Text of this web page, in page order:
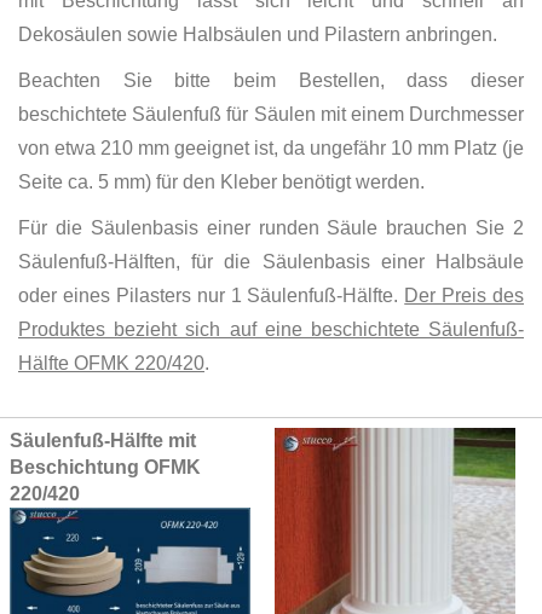
Dekosäulen sowie Halbsäulen und Pilastern anbringen.
Beachten Sie bitte beim Bestellen, dass dieser
beschichtete Säulenfuß für Säulen mit einem Durchmesser
von etwa 210 mm geeignet ist, da ungefähr 10 mm Platz (je
Seite ca. 5 mm) für den Kleber benötigt werden.
Für die Säulenbasis einer runden Säule brauchen Sie 2
Säulenfuß-Hälften, für die Säulenbasis einer Halbsäule
oder eines Pilasters nur 1 Säulenfuß-Hälfte. Der Preis des
Produktes bezieht sich auf eine beschichtete Säulenfuß-
Hälfte OFMK 220/420.
Grouped
product
items
Säulenfuß-Hälfte mit
Beschichtung OFMK
220/420